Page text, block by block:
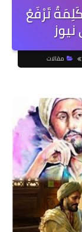
تَرْفَعُ
مقالات